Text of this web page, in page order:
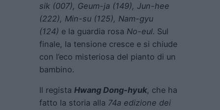
sik (007), Geum-ja (149), Jun-hee
(222), Min-su (125), Nam-gyu
(124) e la guardia rosa No-eul. Sul
finale, la tensione cresce e si chiude
con l’eco misteriosa del pianto di un
bambino.
Il regista Hwang Dong-hyuk, che ha
fatto la storia alla 74a edizione dei